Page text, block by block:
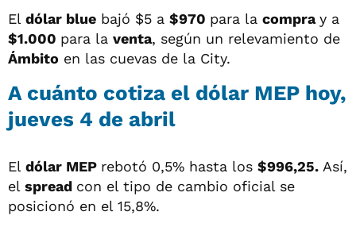
El dólar blue bajó $5 a $970 para la compray a
$1.000 para la venta, según un relevamiento de
Ámbito en las cuevas de la City.
A cuánto cotiza el dólar MEP hoy,
jueves 4 de abril
El dólar MEP rebotó 0,5% hasta los $996,25. Así,
el spread con el tipo de cambio oficial se
posicionó en el 15,8%.